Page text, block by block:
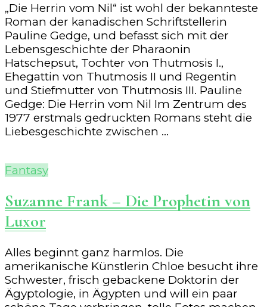
„Die Herrin vom Nil“ ist wohl der bekannteste
Roman der kanadischen Schriftstellerin
Pauline Gedge, und befasst sich mit der
Lebensgeschichte der Pharaonin
Hatschepsut, Tochter von Thutmosis I.,
Ehegattin von Thutmosis II und Regentin
und Stiefmutter von Thutmosis III. Pauline
Gedge: Die Herrin vom Nil Im Zentrum des
1977 erstmals gedruckten Romans steht die
Liebesgeschichte zwischen …
Fantasy
Suzanne Frank – Die Prophetin von
Luxor
Alles beginnt ganz harmlos. Die
amerikanische Künstlerin Chloe besucht ihre
Schwester, frisch gebackene Doktorin der
Ägyptologie, in Ägypten und will ein paar